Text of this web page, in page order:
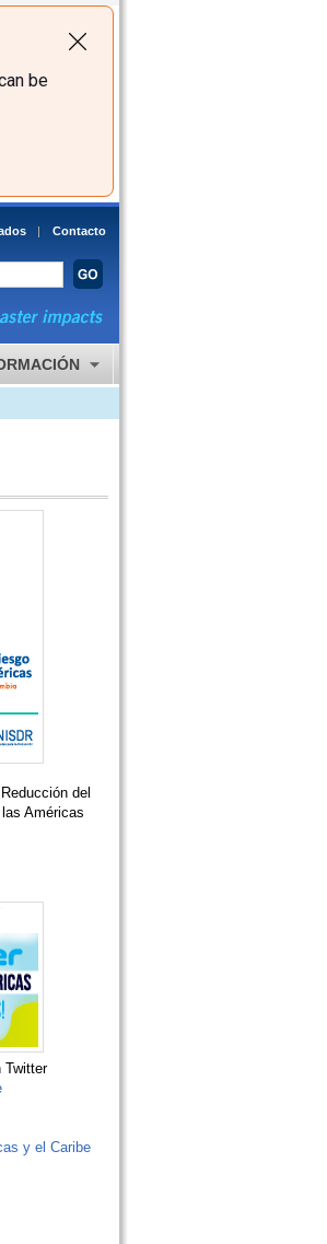
be
Contacto
del
Américas
Twitter
y el Caribe